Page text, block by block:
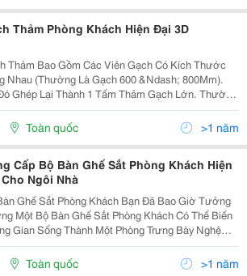
Thảm Phòng Khách Hiện Đại 3D
Thảm Bao Gồm Các Viên Gạch Có Kích Thước
Nhau (Thường Là Gạch 600 &Ndash; 800Mm).
Ghép Lại Thành 1 Tấm Thảm Gạch Lớn. Thường
Thảm Mang Hình Vuông Hoặc Hình Chữ Nhật.
Thước Gạch Thảm Đa Dạng (1200X1200Mm,
Toàn quốc >1 năm
Cấp Bộ Bàn Ghế Sắt Phòng Khách Hiện
Ngôi Nhà
Sắt Phòng Khách Bạn Đã Bao Giờ Tưởng
Một Bộ Bàn Ghế Sắt Phòng Khách Có Thể Biến
Gian Sống Thành Một Phòng Trưng Bày Nghệ
Chưa? Không Chỉ Đơn Thuần Là Nội Thất, Ngày
Bàn Ghế Sắt Được Thiết Kế Với Tinh Thần Thẩm
Toàn quốc >1 năm